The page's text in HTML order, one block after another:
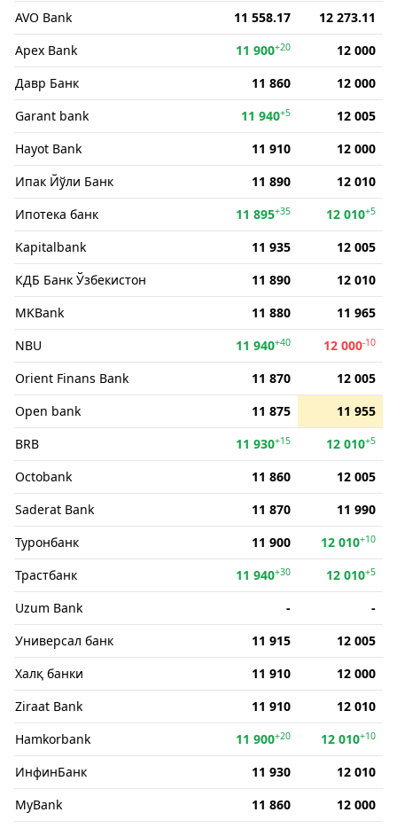
AVO Bank
11 558.17
12 273.11
Apex Bank
11 900+20
12 000
Давр Банк
11 860
12 000
Garant bank
11 940+5
12 005
Hayot Bank
11 910
12 000
Ипак Йўли Банк
11 890
12 010
Ипотека банк
11 895+35 12 010+5
Kapitalbank 11 935
12 005
КДБ Банк Ўзбекистон
11 890
12 010
MKBank
11 880
11 965
NBU
11 940+40 12 000-10
Orient Finans Bank 11 870
12 005
Open bank
11 875
11 955
BRB
11 930+15 12 010+5
Octobank 11 860
12 005
Saderat Bank
11 870
11 990
Туронбанк
11 900 12 010+10
Трастбанк 11 940+30 12 010+5
Uzum Bank -
-
Универсал банк
11 915
12 005
Халқ банки
11 910
12 000
Ziraat Bank
11 910
12 010
Hamkorbank
11 900+20 12 010+10
ИнфинБанк 11 930
12 010
MyBank
11 860
12 000